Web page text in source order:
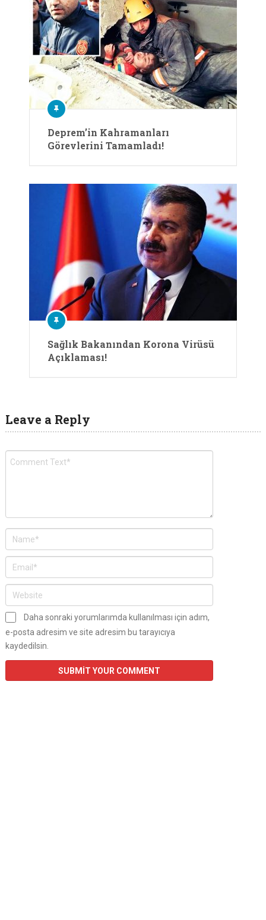
Deprem’in Kahramanları
Görevlerini Tamamladı!
Sağlık Bakanından Korona Virüsü
Açıklaması!
Leave a Reply
Daha sonraki yorumlarımda kullanılması için adım,
e-posta adresim ve site adresim bu tarayıcıya
kaydedilsin.